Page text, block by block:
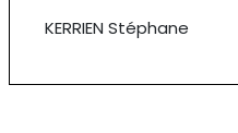
KERRIEN Stéphane